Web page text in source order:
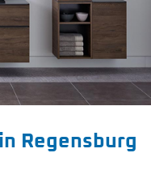
Regensburg